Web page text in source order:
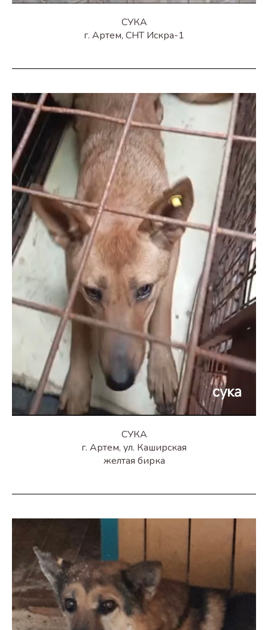
СУКА
г. Артем, СНТ Искра-1
СУКА
г. Артем, ул. Каширская
желтая бирка